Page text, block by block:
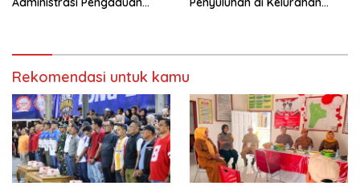
Rekomendasi untuk kamu